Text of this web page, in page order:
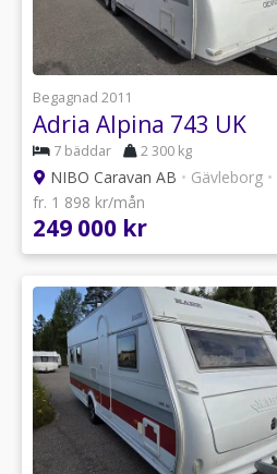
Begagnad 2011
Adria Alpina 743 UK
7 bäddar 2 300 kg
NIBO Caravan AB • Gävleborg •
fr. 1 898 kr/mån
249 000 kr